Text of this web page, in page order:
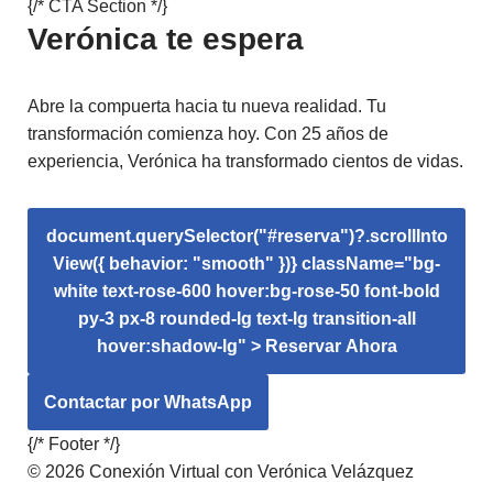
{/* CTA Section */}
Verónica te espera
Abre la compuerta hacia tu nueva realidad. Tu
transformación comienza hoy. Con 25 años de
experiencia, Verónica ha transformado cientos de vidas.
document.querySelector("#reserva")?.scrollInto
View({ behavior: "smooth" })} className="bg-
white text-rose-600 hover:bg-rose-50 font-bold
py-3 px-8 rounded-lg text-lg transition-all
hover:shadow-lg" > Reservar Ahora
Contactar por WhatsApp
{/* Footer */}
© 2026 Conexión Virtual con Verónica Velázquez